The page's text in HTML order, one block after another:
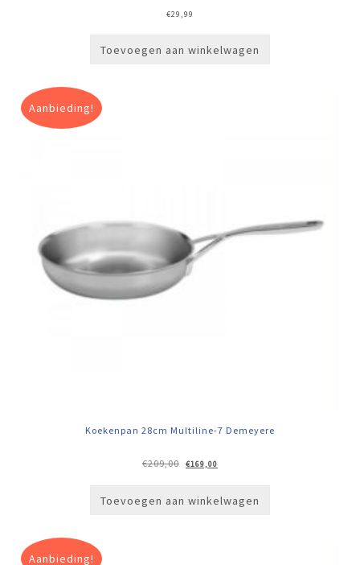
€29,99
Toevoegen aan winkelwagen
Aanbieding!
Koekenpan 28cm Multiline-7 Demeyere
€209,00
Oorspronkelijke
prijs
€169,00
prijs
Toevoegen aan winkelwagen
Aanbieding!